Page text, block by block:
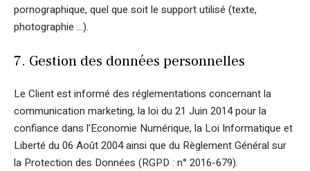
pornographique, quel que soit le support utilisé (texte,
photographie …).
7. Gestion des données personnelles
Le Client est informé des réglementations concernant la
communication marketing, la loi du 21 Juin 2014 pour la
confiance dans l’Economie Numérique, la Loi Informatique et
Liberté du 06 Août 2004 ainsi que du Règlement Général sur
la Protection des Données (RGPD : n° 2016-679).